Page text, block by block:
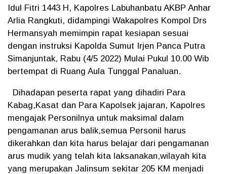
Idul Fitri 1443 H, Kapolres Labuhanbatu AKBP Anhar
Arlia Rangkuti, didampingi Wakapolres Kompol Drs
Hermansyah memimpin rapat kesiapan sesuai
dengan instruksi Kapolda Sumut Irjen Panca Putra
Simanjuntak, Rabu (4/5 2022) Mulai Pukul 10.00 Wib
bertempat di Ruang Aula Tunggal Panaluan.
Dihadapan peserta rapat yang dihadiri Para
Kabag,Kasat dan Para Kapolsek jajaran, Kapolres
mengajak Personilnya untuk maksimal dalam
pengamanan arus balik,semua Personil harus
dikerahkan dan kita harus belajar dari pengamanan
arus mudik yang telah kita laksanakan,wilayah kita
yang merupakan Jalinsum sekitar 205 KM menjadi